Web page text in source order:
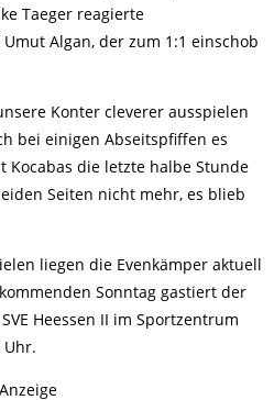
Taeger reagierte
Algan, der zum 1:1 einschob
Konter cleverer ausspielen
bei einigen Abseitspfiffen es
Kocabas die letzte halbe Stunde
Seiten nicht mehr, es blieb
liegen die Evenkämper aktuell
Sonntag gastiert der
Heessen II im Sportzentrum
Uhr.
Anzeige